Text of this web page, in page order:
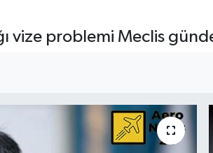
vize problemi Meclis